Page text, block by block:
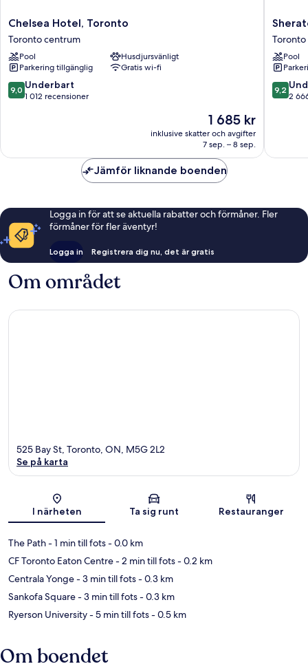
Chelsea
Hotel,
Toronto
Toronto
centrum
Chelsea Hotel, Toronto
Toronto centrum
Pool
Husdjursvänligt
Parkering tillgänglig
Gratis wi-fi
9.0
av
9,0 Underbart
1 012 recensioner
Priset
är
1 685 kr
1 685 kr
inklusive skatter och avgifter
7 sep. – 8 sep.
Centre
Toronto
Hotel
Toronto
centrum
Pool
9.2
av
9,2
2
Jämför liknande boenden
Logga in för att se aktuella rabatter och förmåner. Fler
förmåner för fler äventyr!
Logga in Registrera dig nu, det är gratis
Om området
Karta
525 Bay St, Toronto, ON, M5G 2L2
Se på karta
I närheten Ta sig runt Restauranger
The Path- 1 min till fots- 0.0 km
CF Toronto Eaton Centre- 2 min till fots- 0.2 km
Centrala Yonge- 3 min till fots- 0.3 km
Sankofa Square- 3 min till fots- 0.3 km
Ryerson University- 5 min till fots- 0.5 km
Om boendet